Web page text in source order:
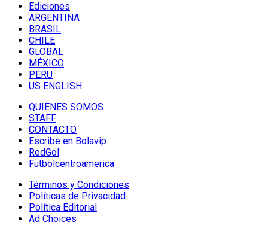
Ediciones
ARGENTINA
BRASIL
CHILE
GLOBAL
MÉXICO
PERU
US ENGLISH
QUIENES SOMOS
STAFF
CONTACTO
Escribe en Bolavip
RedGol
Futbolcentroamerica
Términos y Condiciones
Políticas de Privacidad
Política Editorial
Ad Choices